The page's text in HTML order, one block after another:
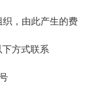
，由此产生的费
方式联系